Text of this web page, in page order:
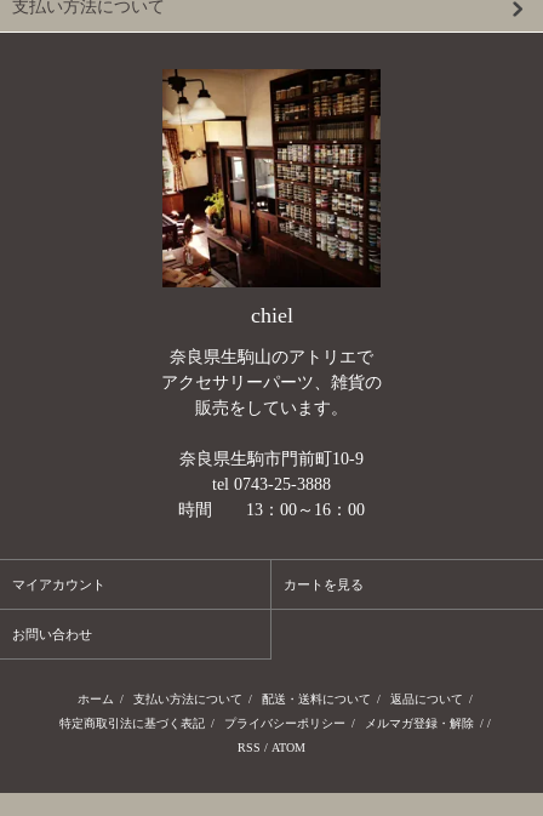
支払い方法について
chiel
奈良県生駒山のアトリエで
アクセサリーパーツ、雑貨の
販売をしています。
奈良県生駒市門前町10-9
tel 0743-25-3888
時間 13：00～16：00
マイアカウント カートを見る
お問い合わせ
ホーム / 支払い方法について / 配送・送料について / 返品について /
特定商取引法に基づく表記 / プライバシーポリシー / メルマガ登録・解除 / /
RSS / ATOM